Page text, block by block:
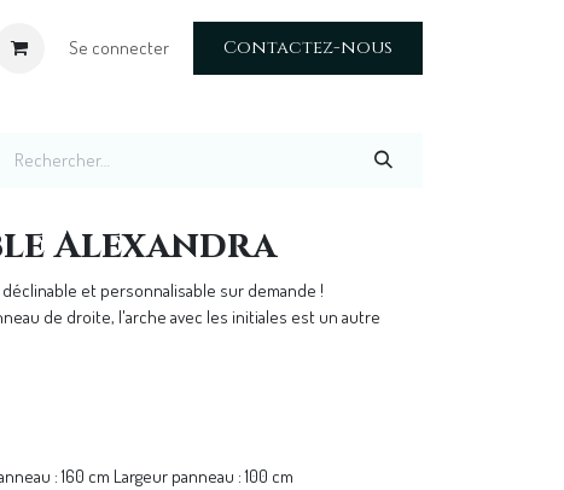
Se connecter Contactez-nous
Alexandra
et personnalisable sur demande !
de droite, l'arche avec les initiales est un autre
: 160 cm Largeur panneau : 100 cm